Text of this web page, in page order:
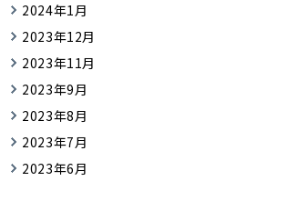
2024年1月
2023年12月
2023年11月
2023年9月
2023年8月
2023年7月
2023年6月